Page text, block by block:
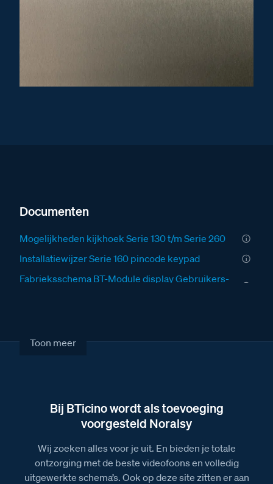
Documenten
Mogelijkheden kijkhoek Serie 130 t/m Serie 260
Installatiewijzer Serie 160 pincode keypad
Fabrieksschema BT-Module display Gebruikers-
Fabrieksschema keypadmodule en
Fabrieksschema Serie 140-Serie 160 module
codebediendeel technical sheet
Afmetingen van de Serie 160 pincode keypad
Afbeelding van de Serie 160 module codeslot
Toon meer
Bij BTicino wordt als toevoeging
voorgesteld Noralsy
Wij zoeken alles voor je uit. En bieden je totale
ontzorging met de beste videofoons en volledig
uitgewerkte schema’s. Ook op deze site zitten er aan